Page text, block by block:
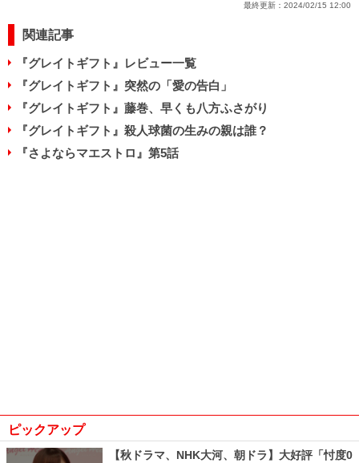
最終更新： 2024/02/15 12:00
関連記事
『グレイトギフト』レビュー一覧
『グレイトギフト』突然の「愛の告白」
『グレイトギフト』藤巻、早くも八方ふさがり
『グレイトギフト』殺人球菌の生みの親は誰？
『さよならマエストロ』第5話
ピックアップ
【秋ドラマ、NHK大河、朝ドラ】大好評「忖度0